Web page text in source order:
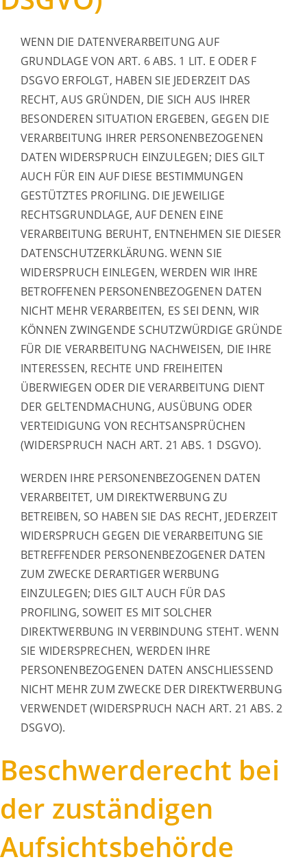
WENN DIE DATENVERARBEITUNG AUF
GRUNDLAGE VON ART. 6 ABS. 1 LIT. E ODER F
DSGVO ERFOLGT, HABEN SIE JEDERZEIT DAS
RECHT, AUS GRÜNDEN, DIE SICH AUS IHRER
BESONDEREN SITUATION ERGEBEN, GEGEN DIE
VERARBEITUNG IHRER PERSONENBEZOGENEN
DATEN WIDERSPRUCH EINZULEGEN; DIES GILT
AUCH FÜR EIN AUF DIESE BESTIMMUNGEN
GESTÜTZTES PROFILING. DIE JEWEILIGE
RECHTSGRUNDLAGE, AUF DENEN EINE
VERARBEITUNG BERUHT, ENTNEHMEN SIE DIESER
DATENSCHUTZERKLÄRUNG. WENN SIE
WIDERSPRUCH EINLEGEN, WERDEN WIR IHRE
BETROFFENEN PERSONENBEZOGENEN DATEN
NICHT MEHR VERARBEITEN, ES SEI DENN, WIR
KÖNNEN ZWINGENDE SCHUTZWÜRDIGE GRÜNDE
FÜR DIE VERARBEITUNG NACHWEISEN, DIE IHRE
INTERESSEN, RECHTE UND FREIHEITEN
ÜBERWIEGEN ODER DIE VERARBEITUNG DIENT
DER GELTENDMACHUNG, AUSÜBUNG ODER
VERTEIDIGUNG VON RECHTSANSPRÜCHEN
(WIDERSPRUCH NACH ART. 21 ABS. 1 DSGVO).
WERDEN IHRE PERSONENBEZOGENEN DATEN
VERARBEITET, UM DIREKTWERBUNG ZU
BETREIBEN, SO HABEN SIE DAS RECHT, JEDERZEIT
WIDERSPRUCH GEGEN DIE VERARBEITUNG SIE
BETREFFENDER PERSONENBEZOGENER DATEN
ZUM ZWECKE DERARTIGER WERBUNG
EINZULEGEN; DIES GILT AUCH FÜR DAS
PROFILING, SOWEIT ES MIT SOLCHER
DIREKTWERBUNG IN VERBINDUNG STEHT. WENN
SIE WIDERSPRECHEN, WERDEN IHRE
PERSONENBEZOGENEN DATEN ANSCHLIESSEND
NICHT MEHR ZUM ZWECKE DER DIREKTWERBUNG
VERWENDET (WIDERSPRUCH NACH ART. 21 ABS. 2
DSGVO).
Beschwerde­recht bei
der zuständigen
Aufsichts­behörde